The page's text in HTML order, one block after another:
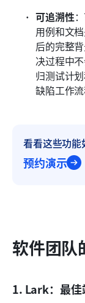
可追溯性
用例和文
后的完整
决过程中
归测试计
缺陷工作流
看看这些功
预约演示
软件团队
1. Lark：最佳